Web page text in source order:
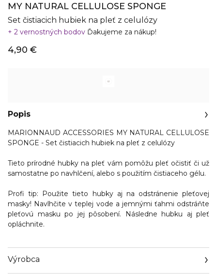
MY NATURAL CELLULOSE SPONGE
Set čistiacich hubiek na pleť z celulózy
2 vernostných bodov Ďakujeme za nákup!
4,90 €
Popis
MARIONNAUD ACCESSORIES MY NATURAL CELLULOSE
SPONGE - Set čistiacich hubiek na pleť z celulózy
Tietoprírodné hubky na pleť vám pomôžu pleť očistiť či už
samostatne po navhlčení, alebo s použitím čistiaceho gélu.
Profi tip: Použite tieto hubky aj na odstránenie pleťovej
masky! Navlhčite v teplej vode a jemnými ťahmi odstráňte
pleťovú masku po jej pôsobení. Následne hubku aj pleť
opláchnite.
Výrobca